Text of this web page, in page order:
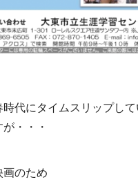
代にタイムスリップして
・・・
画のため